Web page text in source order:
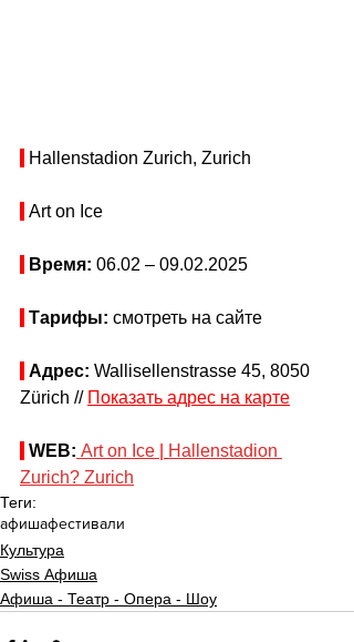
Hallenstadion Zurich, Zurich
Art on Ice
Время: 06.02 – 09.02.2025
Тарифы: смотреть на сайте
Адрес: Wallisellenstrasse 45, 8050
Zürich // Показать адрес на карте
WEB: Art on Ice
Hallenstadion
Zurich? Zurich
Теги:
афишафестивали
Культура
Swiss Афиша
Афиша - Театр - Опера - Шоу